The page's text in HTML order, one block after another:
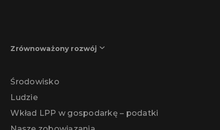
Zrównoważony rozwój
Środowisko
Ludzie
Wkład LPP w gospodarkę – podatki